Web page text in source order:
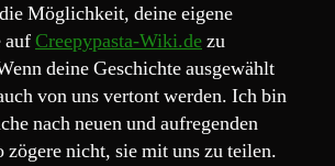
Möglichkeit, deine eigene
aufCreepypasta-Wiki.dezu
deine Geschichte ausgewählt
von uns vertont werden. Ich bin
nach neuen und aufregenden
zögere nicht, sie mit uns zu teilen.